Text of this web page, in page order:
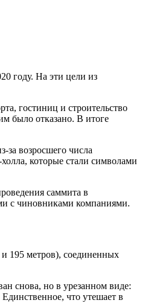
году. На эти цели из
гостиниц и строительство
было отказано. В итоге
за возросшего числа
которые стали символами
саммита в
с чиновниками компаниями.
195 метров), соединенных
снова, но в урезанном виде:
что утешает в